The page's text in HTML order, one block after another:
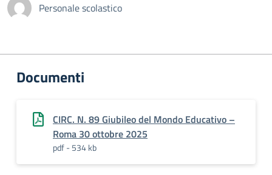
Personale scolastico
Documenti
CIRC. N. 89 Giubileo del Mondo Educativo –
Roma 30 ottobre 2025
pdf - 534 kb